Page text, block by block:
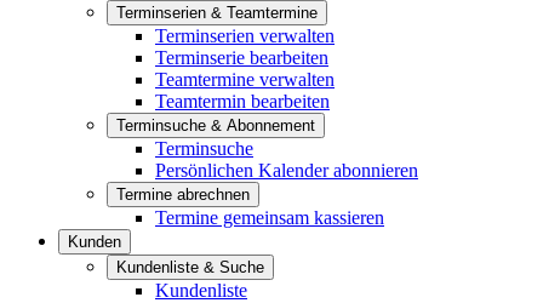
Terminserien & Teamtermine
Terminserien verwalten
Terminserie bearbeiten
Teamtermine verwalten
Teamtermin bearbeiten
Terminsuche & Abonnement
Terminsuche
Persönlichen Kalender abonnieren
Termine abrechnen
Termine gemeinsam kassieren
Kunden
Kundenliste & Suche
Kundenliste